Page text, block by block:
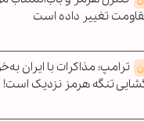
تغییر داده است
ترامپ: مذاکرات با ایران
تنگه هرمز نزدیک است!